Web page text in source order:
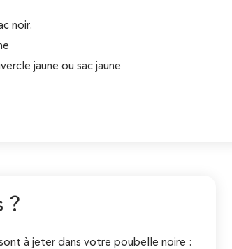
noir.
jaune ou sac jaune
?
à jeter dans votre poubelle noire :